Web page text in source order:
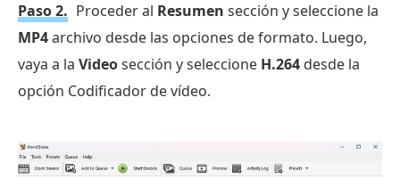
Paso 2. Proceder al Resumen sección y seleccione la
MP4archivo desde las opciones de formato. Luego,
vaya a la Videosección y seleccione H.264 desde la
opción Codificador de vídeo.